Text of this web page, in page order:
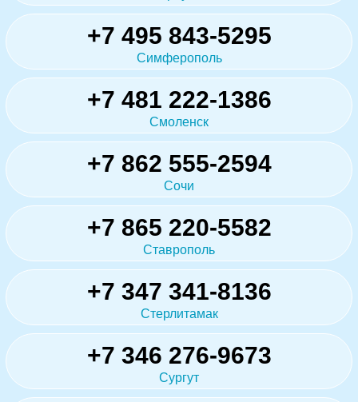
+7 495 843-5295
Симферополь
+7 481 222-1386
Смоленск
+7 862 555-2594
Сочи
+7 865 220-5582
Ставрополь
+7 347 341-8136
Стерлитамак
+7 346 276-9673
Сургут